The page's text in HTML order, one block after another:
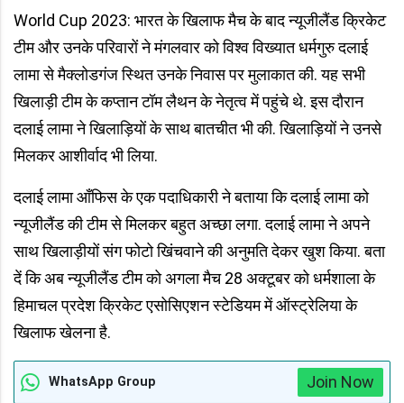
World Cup 2023: भारत के खिलाफ मैच के बाद न्यूजीलैंड क्रिकेट
टीम और उनके परिवारों ने मंगलवार को विश्व विख्यात धर्मगुरु दलाई
लामा से मैक्लोडगंज स्थित उनके निवास पर मुलाकात की. यह सभी
खिलाड़ी टीम के कप्तान टॉम लैथन के नेतृत्व में पहुंचे थे. इस दौरान
दलाई लामा ने खिलाड़ियों के साथ बातचीत भी की. खिलाड़ियों ने उनसे
मिलकर आशीर्वाद भी लिया.
दलाई लामा आँफिस के एक पदाधिकारी ने बताया कि दलाई लामा को
न्‍यूजीलैंड की टीम से मिलकर बहुत अच्छा लगा. दलाई लामा ने अपने
साथ खिलाड़ीयों संग फोटो खिंचवाने की अनुमति देकर खुश किया. बता
दें कि अब न्यूजीलैंड टीम को अगला मैच 28 अक्टूबर को धर्मशाला के
हिमाचल प्रदेश क्रिकेट एसोसिएशन स्टेडियम में ऑस्ट्रेलिया के
खिलाफ खेलना है.
WhatsApp Group Join Now